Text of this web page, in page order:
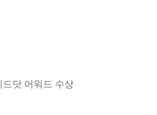
닷 어워드 수상